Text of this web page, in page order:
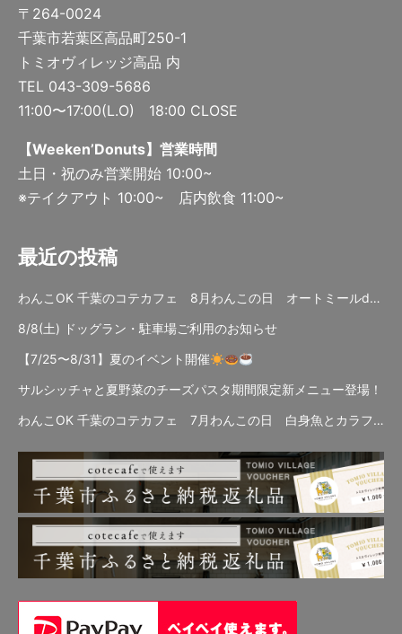
〒264-0024
千葉市若葉区高品町250-1
トミオヴィレッジ高品 内
TEL 043-309-5686
11:00〜17:00(L.O) 18:00 CLOSE
【Weeken’Donuts】営業時間
土日・祝のみ営業開始 10:00~
※テイクアウト 10:00~ 店内飲食 11:00~
最近の投稿
わんこOK 千葉のコテカフェ 8月わんこの日 オートミールdeローストビーフライス
8/8(土) ドッグラン・駐車場ご利用のお知らせ
【7/25〜8/31】夏のイベント開催
サルシッチャと夏野菜のチーズパスタ期間限定新メニュー登場！
わんこOK 千葉のコテカフェ 7月わんこの日 白身魚とカラフルやさいのオムレツ